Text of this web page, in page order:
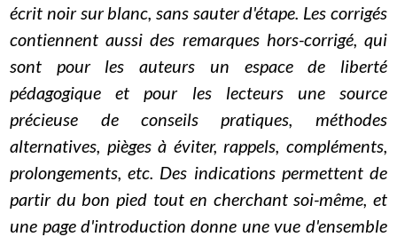
écrit noir sur blanc, sans sauter d'étape. Les corrigés
contiennent aussi des remarques hors-corrigé, qui
sont pour les auteurs un espace de liberté
pédagogique et pour les lecteurs une source
précieuse de conseils pratiques, méthodes
alternatives, pièges à éviter, rappels, compléments,
prolongements, etc. Des indications permettent de
partir du bon pied tout en cherchant soi-même, et
une page d'introduction donne une vue d'ensemble